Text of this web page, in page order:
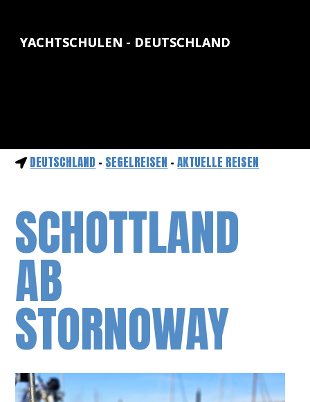
YACHTSCHULEN - DEUTSCHLAND
DEUTSCHLAND - SEGELREISEN -AKTUELLE REISEN
SCHOTTLAND
AB
STORNOWAY